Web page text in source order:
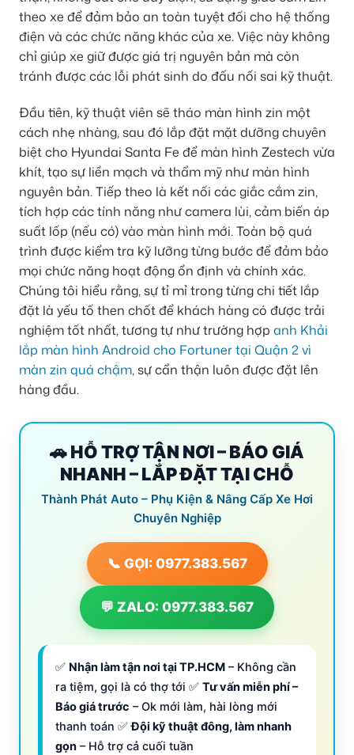
theo xe để đảm bảo an toàn tuyệt đối cho hệ thống
điện và các chức năng khác của xe. Việc này không
chỉ giúp xe giữ được giá trị nguyên bản mà còn
tránh được các lỗi phát sinh do đấu nối sai kỹ thuật.
Đầu tiên, kỹ thuật viên sẽ tháo màn hình zin một
cách nhẹ nhàng, sau đó lắp đặt mặt dưỡng chuyên
biệt cho Hyundai Santa Fe để màn hình Zestech vừa
khít, tạo sự liền mạch và thẩm mỹ như màn hình
nguyên bản. Tiếp theo là kết nối các giắc cắm zin,
tích hợp các tính năng như camera lùi, cảm biến áp
suất lốp (nếu có) vào màn hình mới. Toàn bộ quá
trình được kiểm tra kỹ lưỡng từng bước để đảm bảo
mọi chức năng hoạt động ổn định và chính xác.
Chúng tôi hiểu rằng, sự tỉ mỉ trong từng chi tiết lắp
đặt là yếu tố then chốt để khách hàng có được trải
nghiệm tốt nhất, tương tự như trường hợp anh Khải
lắp màn hình Android cho Fortuner tại Quận 2 vì
màn zin quá chậm, sự cẩn thận luôn được đặt lên
hàng đầu.
🚗 HỖ TRỢ TẬN NƠI – BÁO GIÁ
NHANH – LẮP ĐẶT TẠI CHỖ
Thành Phát Auto – Phụ Kiện & Nâng Cấp Xe Hơi
Chuyên Nghiệp
📞 GỌI: 0977.383.567
💬 ZALO: 0977.383.567
✅ Nhận làm tận nơi tại TP.HCM – Không cần
ra tiệm, gọi là có thợ tới ✅ Tư vấn miễn phí –
Báo giá trước – Ok mới làm, hài lòng mới
thanh toán ✅Đội kỹ thuật đông, làm nhanh
gọn – Hỗ trợ cả cuối tuần